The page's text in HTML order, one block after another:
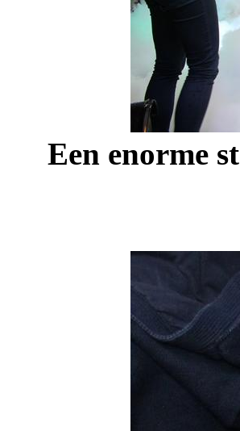
Een enorme